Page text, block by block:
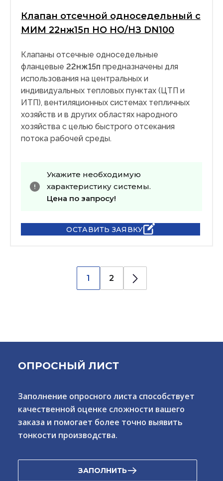
Клапан отсечной односедельный с
МИМ 22нж15п НО НО/НЗ DN100
Клапаны отсечные односедельные
фланцевые 22нж15п предназначены для
использования на центральных и
индивидуальных тепловых пунктах (ЦТП и
ИТП), вентиляционных системах тепличных
хозяйств и в других областях народного
хозяйства с целью быстрого отсекания
потока рабочей среды.
Укажите необходимую
характеристику системы.
Цена по запросу!
ОСТАВИТЬ ЗАЯВКУ
1 2
ОПРОСНЫЙ ЛИСТ
Заполнение опросного листа способствует
качественной оценке сложности вашего
заказа и помогает более точно выявить
тонкости производства.
ЗАПОЛНИТЬ